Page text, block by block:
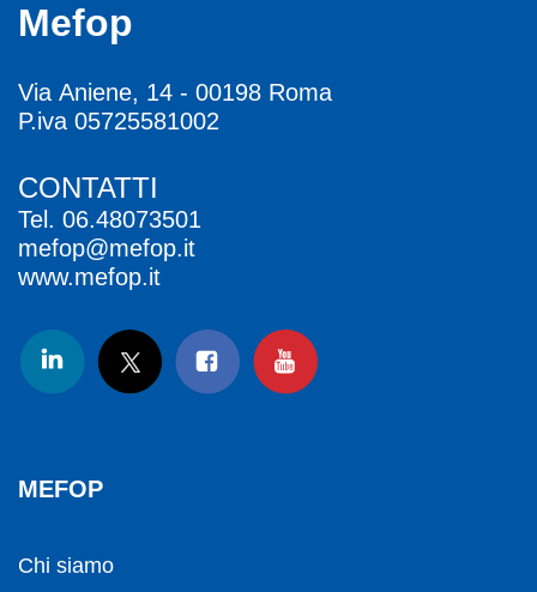
Mefop
Via Aniene, 14 - 00198 Roma
P.iva 05725581002
CONTATTI
Tel. 06.48073501
mefop@mefop.it
www.mefop.it
MEFOP
Chi siamo